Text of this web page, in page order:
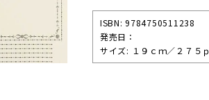
ISBN: 9784750511238
発売⽇：
サイズ: １９ｃｍ／２７５ｐ